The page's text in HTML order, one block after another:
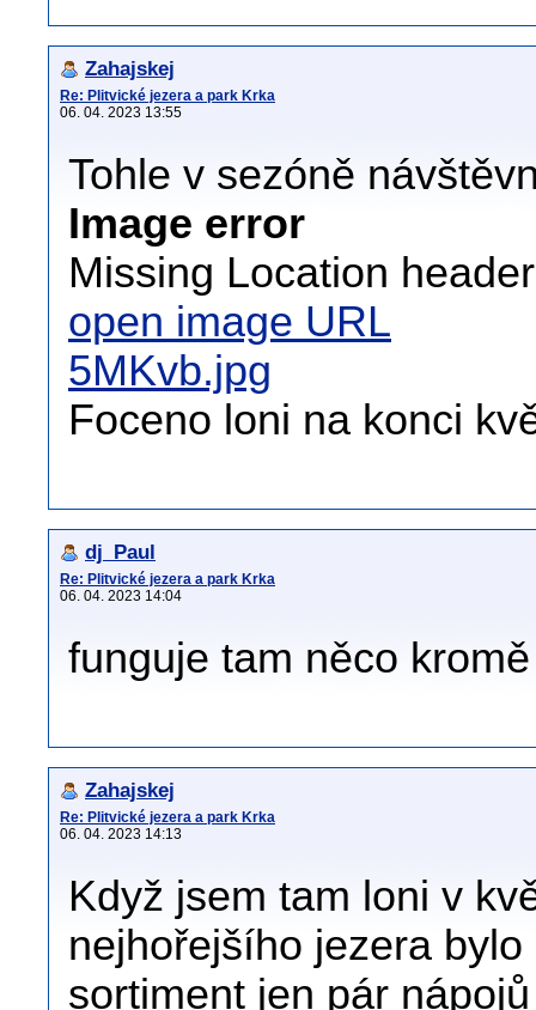
Zahajskej
Re: Plitvické jezera a park Krka
06. 04. 2023 13:55
Tohle v sezóně
Image error
Missing Location
open image URL
5MKvb.jpg
Foceno loni na konci
dj_Paul
Re: Plitvické jezera a park Krka
06. 04. 2023 14:04
funguje tam něco
Zahajskej
Re: Plitvické jezera a park Krka
06. 04. 2023 14:13
Když jsem tam loni v
nejhořejšího jezera
sortiment jen pár